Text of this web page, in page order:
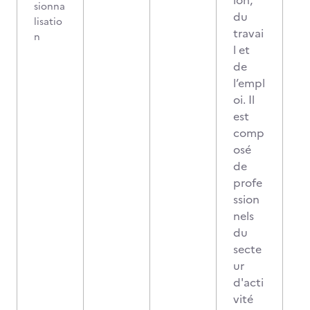
sionna
lisatio
n
du
travai
l et
de
l’empl
oi. Il
est
comp
osé
de
profe
ssion
nels
du
secte
ur
d'acti
vité